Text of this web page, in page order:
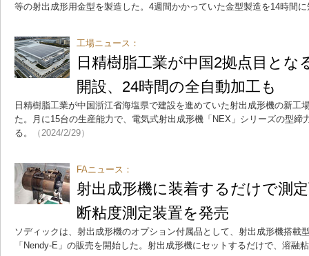
等の射出成形用金型を製造した。4週間かかっていた金型製造を14時間
工場ニュース：
日精樹脂工業が中国2拠点目とな
開設、24時間の全自動加工も
日精樹脂工業が中国浙江省海塩県で建設を進めていた射出成形機の新工
た。月に15台の生産能力で、電気式射出成形機「NEX」シリーズの型締
る。
（2024/2/29）
FAニュース：
射出成形機に装着するだけで測
断粘度測定装置を発売
ソディックは、射出成形機のオプション付属品として、射出成形機搭載
「Nendy-E」の販売を開始した。射出成形機にセットするだけで、溶融